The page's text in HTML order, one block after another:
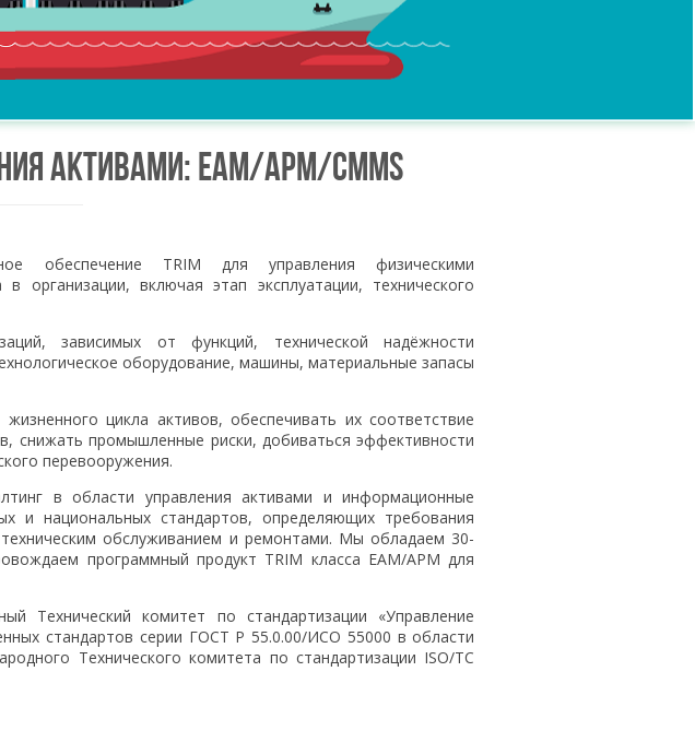
активами: EAM/APM/CMMS
обеспечение TRIM для управления физическими
организации, включая этап эксплуатации, технического
зависимых от функций, технической надёжности
оборудование, машины, материальные запасы
цикла активов, обеспечивать их соответствие
снижать промышленные риски, добиваться эффективности
перевооружения.
в области управления активами и информационные
и национальных стандартов, определяющих требования
обслуживанием и ремонтами. Мы обладаем 30-
программный продукт TRIM класса EAM/APM для
Технический комитет по стандартизации «Управление
стандартов серии ГОСТ Р 55.0.00/ИСО 55000 в области
Технического комитета по стандартизации ISO/TC